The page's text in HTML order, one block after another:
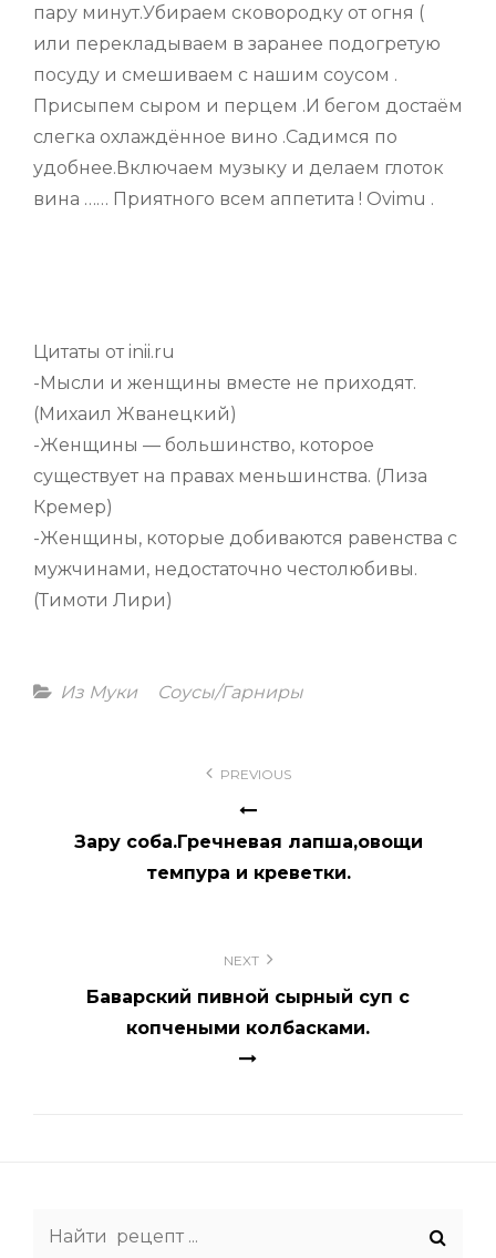
пару минут.Убираем сковородку от огня (
или перекладываем в заранее подогретую
посуду и смешиваем с нашим соусом .
Присыпем сыром и перцем .И бегом достаём
слегка охлаждённое вино .Садимся по
удобнее.Включаем музыку и делаем глоток
вина …… Приятного всем аппетита ! Ovimu .
Цитаты от inii.ru
-Мысли и женщины вместе не приходят.
(Михаил Жванецкий)
-Женщины — большинство, которое
существует на правах меньшинства. (Лиза
Кремер)
-Женщины, которые добиваются равенства с
мужчинами, недостаточно честолюбивы.
(Тимоти Лири)
Categories
Из Муки Соусы/Гарниры
записям
PREVIOUS
Зару соба.Гречневая лапша,овощи
темпура и креветки.
NEXT
Баварский пивной сырный суп с
копчеными колбасками.
Search